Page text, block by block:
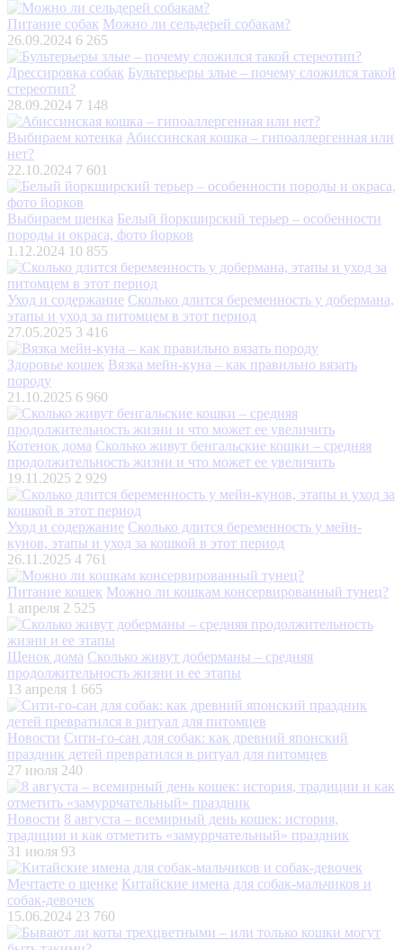
Питание собак Можно ли сельдерей собакам?
26.09.2024 6 265
Дрессировка собак Бультерьеры злые – почему сложился такой
стереотип?
28.09.2024 7 148
Выбираем котенка Абиссинская кошка – гипоаллергенная или
нет?
22.10.2024 7 601
Выбираем щенка Белый йоркширский терьер – особенности
породы и окраса, фото йорков
1.12.2024 10 855
Уход и содержание Сколько длится беременность у добермана,
этапы и уход за питомцем в этот период
27.05.2025 3 416
Здоровье кошек Вязка мейн-куна – как правильно вязать
породу
21.10.2025 6 960
Котенок дома Сколько живут бенгальские кошки – средняя
продолжительность жизни и что может ее увеличить
19.11.2025 2 929
Уход и содержание Сколько длится беременность у мейн-
кунов, этапы и уход за кошкой в этот период
26.11.2025 4 761
Питание кошек Можно ли кошкам консервированный тунец?
1 апреля 2 525
Щенок дома Сколько живут доберманы – средняя
продолжительность жизни и ее этапы
13 апреля 1 665
Новости Сити-го-сан для собак: как древний японский
праздник детей превратился в ритуал для питомцев
27 июля 240
Новости 8 августа – всемирный день кошек: история,
традиции и как отметить «замуррчательный» праздник
31 июля 93
Мечтаете о щенке Китайские имена для собак-мальчиков и
собак-девочек
15.06.2024 23 760